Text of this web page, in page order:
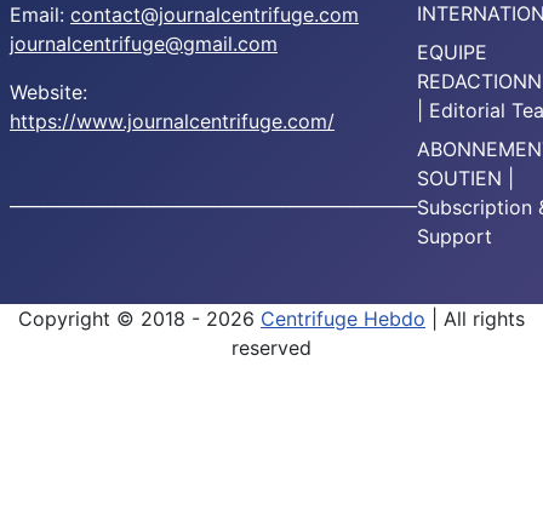
Email: contact@journalcentrifuge.com
journalcentrifuge@gmail.com
Website:
https://www.journalcentrifuge.com/
EQUIPE
| Editorial
SOUTIEN |
Subscription
Support
Copyright © 2018 - 2026 Centrifuge Hebdo | All rights
reserved